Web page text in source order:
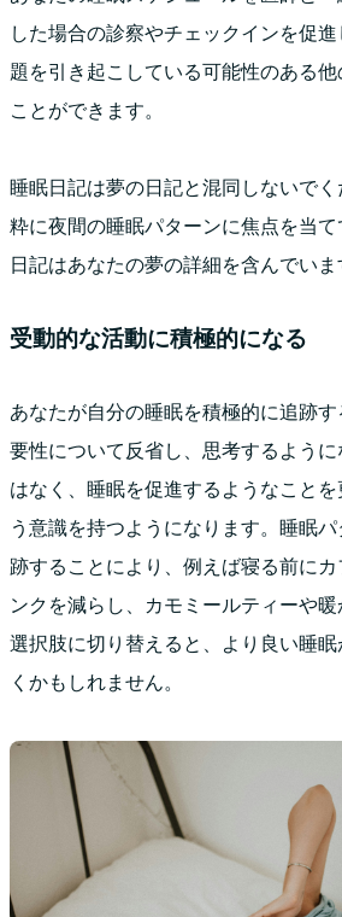
した場合の診察やチェックインを促
題を引き起こしている可能性のある
ことができます。
睡眠日記は夢の日記と混同しないで
粋に夜間の睡眠パターンに焦点を当
日記はあなたの夢の詳細を含んでいま
受動的な活動に積極的になる
あなたが自分の睡眠を積極的に追跡
要性について反省し、思考するよう
はなく、睡眠を促進するようなこと
う意識を持つようになります。睡眠
跡することにより、例えば寝る前に
ンクを減らし、カモミールティーや
選択肢に切り替えると、より良い睡
くかもしれません。